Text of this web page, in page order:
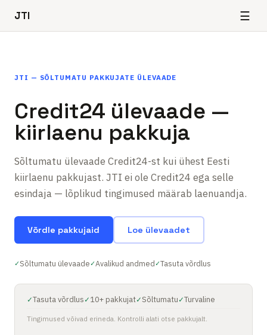
JTI ☰
JTI — SÕLTUMATU PAKKUJATE ÜLEVAADE
Credit24 ülevaade —
kiirlaenu pakkuja
Sõltumatu ülevaade Credit24-st kui ühest Eesti
kiirlaenu pakkujast. JTI ei ole Credit24 ega selle
esindaja — lõplikud tingimused määrab laenuandja.
Võrdle pakkujaid Loe ülevaadet
✓Sõltumatu ülevaade✓Avalikud andmed✓Tasuta võrdlus
✓Tasuta võrdlus ✓ 10+ pakkujat✓Sõltumatu ✓Turvaline
Tingimused võivad erineda. Kontrolli alati otse pakkujalt.